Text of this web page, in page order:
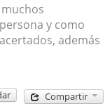
y como
además
Compartir